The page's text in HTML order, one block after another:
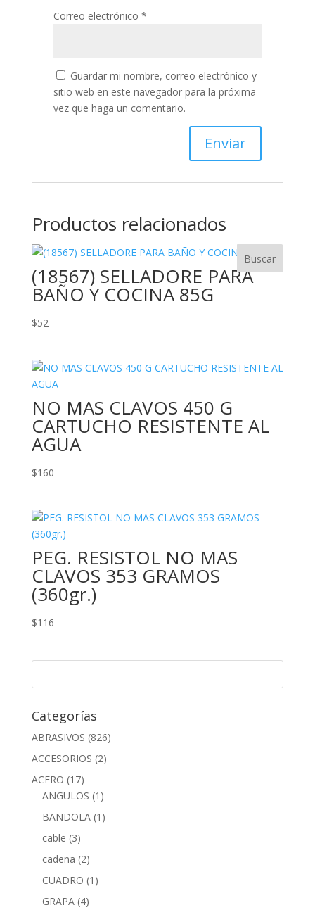
Correo electrónico *
Guardar mi nombre, correo electrónico y
sitio web en este navegador para la próxima
vez que haga un comentario.
Productos relacionados
(18567) SELLADORE PARA
BAÑO Y COCINA 85G
$52
NO MAS CLAVOS 450 G
CARTUCHO RESISTENTE AL
AGUA
$160
PEG. RESISTOL NO MAS
CLAVOS 353 GRAMOS
(360gr.)
$116
Categorías
ABRASIVOS (826)
ACCESORIOS (2)
ACERO (17)
ANGULOS (1)
BANDOLA (1)
cable (3)
cadena (2)
CUADRO (1)
GRAPA (4)